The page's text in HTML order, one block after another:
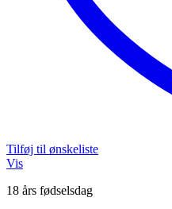
Tilføj til ønskeliste
Vis
18 års fødselsdag